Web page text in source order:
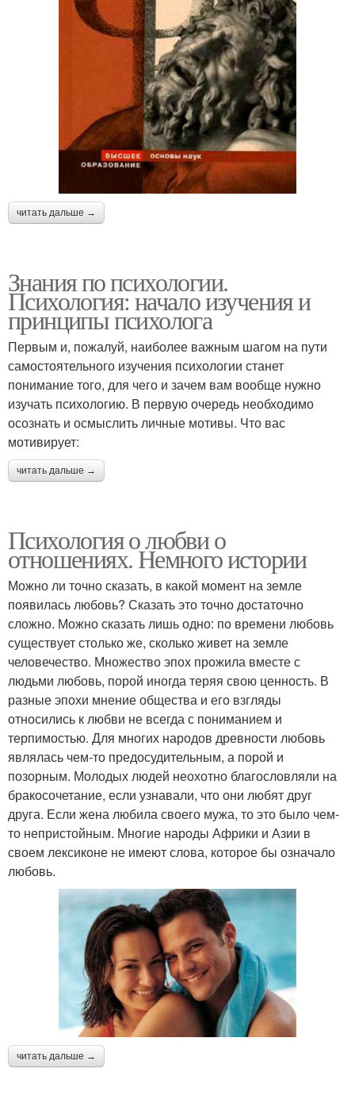
читать дальше →
Знания по психологии.
Психология: начало изучения и
принципы психолога
Первым и, пожалуй, наиболее важным шагом на пути
самостоятельного изучения психологии станет
понимание того, для чего и зачем вам вообще нужно
изучать психологию. В первую очередь необходимо
осознать и осмыслить личные мотивы. Что вас
мотивирует:
читать дальше →
Психология о любви о
отношениях. Немного истории
Можно ли точно сказать, в какой момент на земле
появилась любовь? Сказать это точно достаточно
сложно. Можно сказать лишь одно: по времени любовь
существует столько же, сколько живет на земле
человечество. Множество эпох прожила вместе с
людьми любовь, порой иногда теряя свою ценность. В
разные эпохи мнение общества и его взгляды
относились к любви не всегда с пониманием и
терпимостью. Для многих народов древности любовь
являлась чем-то предосудительным, а порой и
позорным. Молодых людей неохотно благословляли на
бракосочетание, если узнавали, что они любят друг
друга. Если жена любила своего мужа, то это было чем-
то непристойным. Многие народы Африки и Азии в
своем лексиконе не имеют слова, которое бы означало
любовь.
читать дальше →